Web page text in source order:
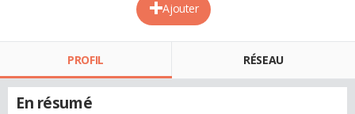
Ajouter
PROFIL RÉSEAU
En résumé